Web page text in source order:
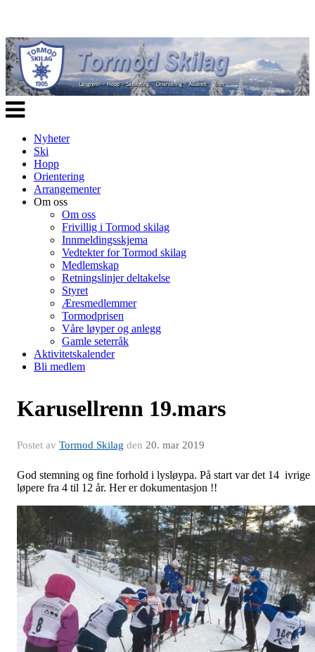
Veksle
navigasjon
Nyheter
Ski
Hopp
Orientering
Arrangementer
Om oss
Om oss
Frivillig i Tormod skilag
Innmeldingsskjema
Vedtekter for Tormod skilag
Medlemskap
Retningslinjer deltakelse
Styret
Æresmedlemmer
Tormodprisen
Våre løyper og anlegg
Gamle seterråk
Aktivitetskalender
Bli medlem
Karusellrenn 19.mars
Postet av Tormod Skilag den 20. mar 2019
God stemning og fine forhold i lysløypa. På start var det 14 ivrige
løpere fra 4 til 12 år. Her er dokumentasjon !!